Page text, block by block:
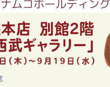
ムコホールディン